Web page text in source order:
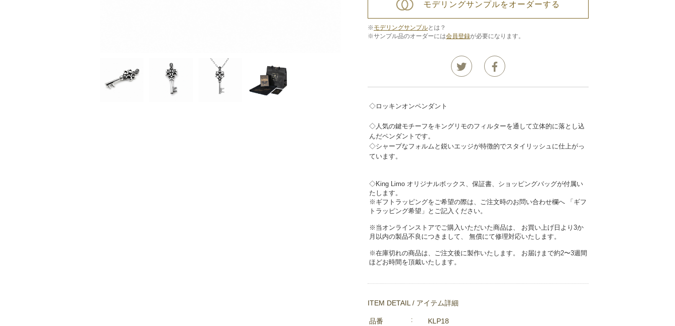
モデリングサンプルをオーダーする
※モデリングサンプルとは？
※サンプル品のオーダーには会員登録が必要になります。
◇ロッキンオンペンダント
◇人気の鍵モチーフをキングリモのフィルターを通して立体的に落とし込
んだペンダントです。
◇シャープなフォルムと鋭いエッジが特徴的でスタイリッシュに仕上がっ
ています。
◇King Limo オリジナルボックス、保証書、ショッピングバッグが付属い
たします。
※ギフトラッピングをご希望の際は、ご注文時のお問い合わせ欄へ 「ギフ
トラッピング希望」とご記入ください。
※当オンラインストアでご購入いただいた商品は、 お買い上げ日より3か
月以内の製品不良につきまして、 無償にて修理対応いたします。
※在庫切れの商品は、ご注文後に製作いたします。 お届けまで約2〜3週間
ほどお時間を頂戴いたします。
ITEM DETAIL / アイテム詳細
品番
KLP18